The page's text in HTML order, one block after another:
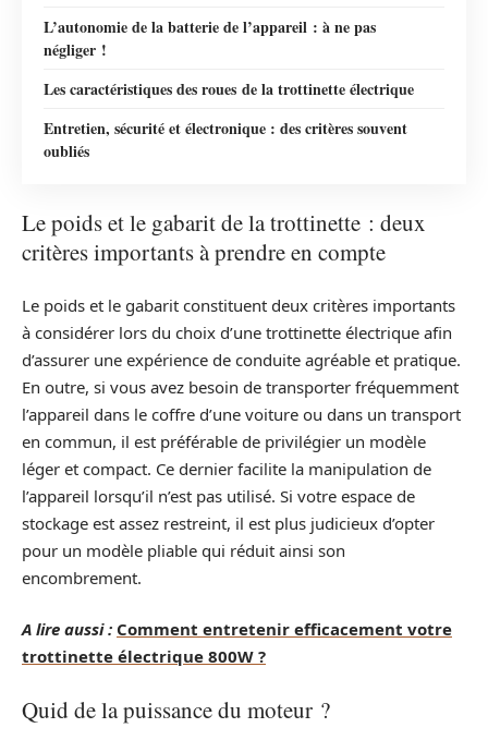
L’autonomie de la batterie de l’appareil : à ne pas
négliger !
Les caractéristiques des roues de la trottinette électrique
Entretien, sécurité et électronique : des critères souvent
oubliés
Le poids et le gabarit de la trottinette : deux
critères importants à prendre en compte
Le poids et le gabarit constituent deux critères importants
à considérer lors du choix d’une trottinette électrique afin
d’assurer une expérience de conduite agréable et pratique.
En outre, si vous avez besoin de transporter fréquemment
l’appareil dans le coffre d’une voiture ou dans un transport
en commun, il est préférable de privilégier un modèle
léger et compact. Ce dernier facilite la manipulation de
l’appareil lorsqu’il n’est pas utilisé. Si votre espace de
stockage est assez restreint, il est plus judicieux d’opter
pour un modèle pliable qui réduit ainsi son
encombrement.
A lire aussi : Comment entretenir efficacement votre
trottinette électrique 800W ?
Quid de la puissance du moteur ?